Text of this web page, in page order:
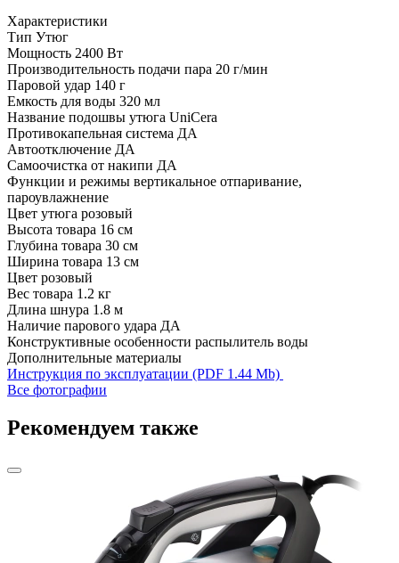
Характеристики
Тип Утюг
Мощность 2400 Вт
Производительность подачи пара 20 г/мин
Паровой удар 140 г
Емкость для воды 320 мл
Название подошвы утюга UniCera
Противокапельная система ДА
Автоотключение ДА
Самоочистка от накипи ДА
Функции и режимы вертикальное отпаривание,
пароувлажнение
Цвет утюга розовый
Высота товара 16 см
Глубина товара 30 см
Ширина товара 13 см
Цвет розовый
Вес товара 1.2 кг
Длина шнура 1.8 м
Наличие парового удара ДА
Конструктивные особенности распылитель воды
Дополнительные материалы
Инструкция по эксплуатации (PDF 1.44 Mb)
Все фотографии
Рекомендуем также